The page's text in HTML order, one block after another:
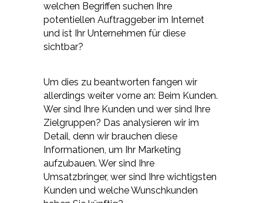
welchen Begriffen suchen Ihre
potentiellen Auftraggeber im Internet
und ist Ihr Unternehmen für diese
sichtbar?
Um dies zu beantworten fangen wir
allerdings weiter vorne an: Beim Kunden.
Wer sind Ihre Kunden und wer sind Ihre
Zielgruppen? Das analysieren wir im
Detail, denn wir brauchen diese
Informationen, um Ihr Marketing
aufzubauen. Wer sind Ihre
Umsatzbringer, wer sind Ihre wichtigsten
Kunden und welche Wunschkunden